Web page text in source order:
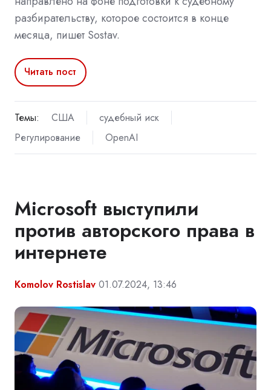
разбирательству, которое состоится в конце
месяца, пишет Sostav.
Читать пост
Темы: США
судебный иск
Регулирование
OpenAI
Microsoft выступили
против авторского права в
интернете
Komolov Rostislav 01.07.2024, 13:46